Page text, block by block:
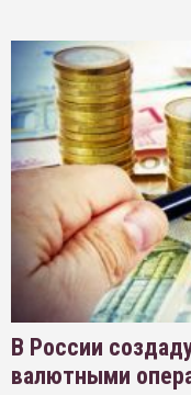
В России
валютными